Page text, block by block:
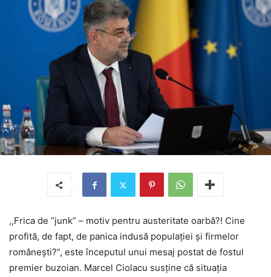
,,Frica de ”junk” – motiv pentru austeritate oarbă?! Cine
profită, de fapt, de panica indusă populației și firmelor
românești?”, este începutul unui mesaj postat de fostul
premier buzoian. Marcel Ciolacu susține că situația